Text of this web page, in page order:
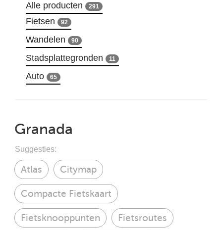
Alle producten 291
Fietsen 92
Wandelen 90
Stadsplattegronden 11
Auto 65
Granada
Suggesties:
Atlas Citymap
Compacte Fietskaart
Fietsknooppunten Fietsroutes